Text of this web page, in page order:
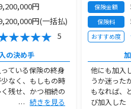
円
円(一括払)
5
の決め手
ている保険の終身
なく、もしもの時
残せ、かつ相続の
続きを見る
保険金額
保険料
おすすめ度
他にも加入
うか迷った
もなれば、
び加入した